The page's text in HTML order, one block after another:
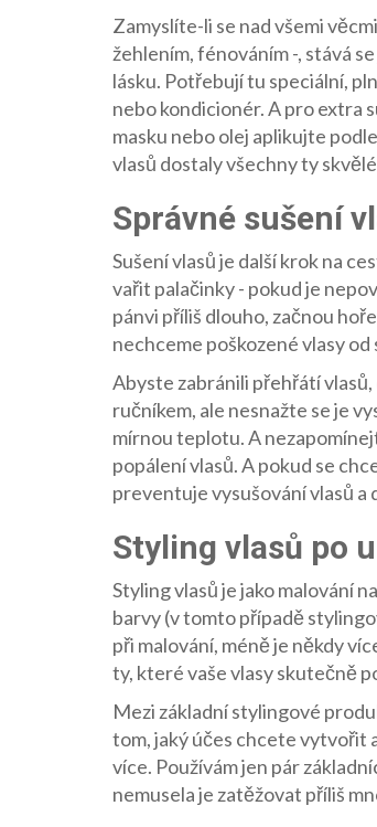
Zamyslíte-li se nad všemi
žehlením, fénováním -, stává
lásku. Potřebují tu speciální,
nebo kondicionér. A pro extra
masku nebo olej aplikujte
vlasů dostaly všechny ty
Správné sušení
Sušení vlasů je další krok na
vařit palačinky - pokud je
pánvi příliš dlouho, začnou
nechceme poškozené vlasy od
Abyste zabránili přehřátí
ručníkem, ale nesnažte se je
mírnou teplotu. A
popálení vlasů. A pokud se
preventuje vysušování vlasů a
Styling vlasů po
Styling vlasů je jako malování
barvy (v tomto případě
při malování, méně je někdy
ty, které vaše vlasy skutečně
Mezi základní stylingové
tom, jaký účes chcete vytvořit
více. Používám jen pár
nemusela je zatěžovat příliš